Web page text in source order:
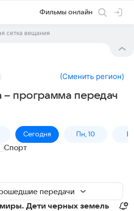
Фильмы онлайн
сетка вещания
(Сменить регион)
– программа передач
Сегодня Пн, 10
Спорт
передачи
Дети черных земель